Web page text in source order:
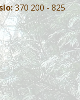
370 200 - 825